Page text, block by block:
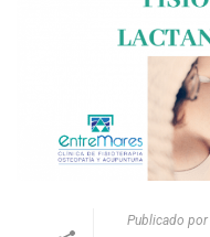
Publicado por